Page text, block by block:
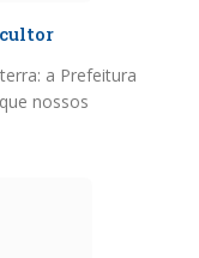
a Prefeitura
nossos